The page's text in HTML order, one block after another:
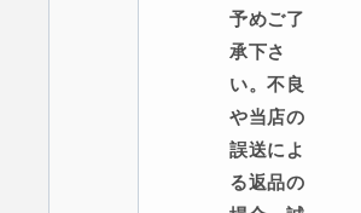
予めご了
承下さ
い。不良
や当店の
誤送によ
る返品の